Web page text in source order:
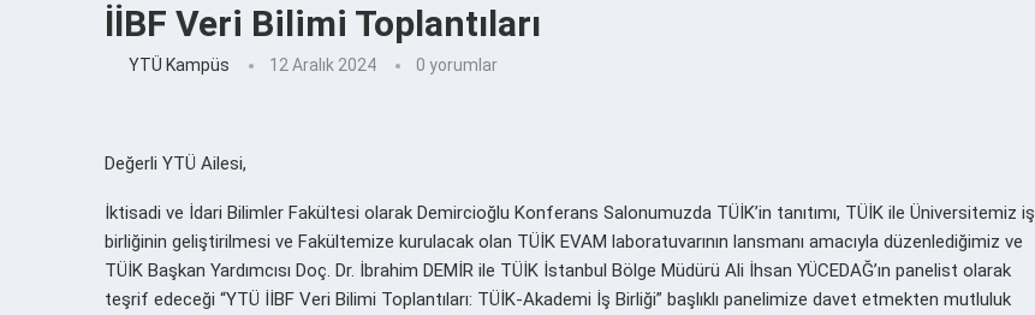
İİBF Veri Bilimi Toplantıları
YTÜ Kampüs 12 Aralık 2024 0 yorumlar
Değerli YTÜ Ailesi,
İktisadi ve İdari Bilimler Fakültesi olarak Demircioğlu Konferans Salonumuzda TÜİK’in tanıtımı, TÜİK ile Üniversitemiz iş
birliğinin geliştirilmesi ve Fakültemize kurulacak olan TÜİK EVAM laboratuvarının lansmanı amacıyla düzenlediğimiz ve
TÜİK Başkan Yardımcısı Doç. Dr. İbrahim DEMİR ile TÜİK İstanbul Bölge Müdürü Ali İhsan YÜCEDAĞ’ın panelist olarak
teşrif edeceği “YTÜ İİBF Veri Bilimi Toplantıları: TÜİK-Akademi İş Birliği” başlıklı panelimize davet etmekten mutluluk